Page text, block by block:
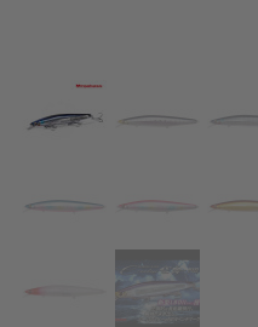
ПРОДУКТИ ЗА СРАВНЕНИЕ